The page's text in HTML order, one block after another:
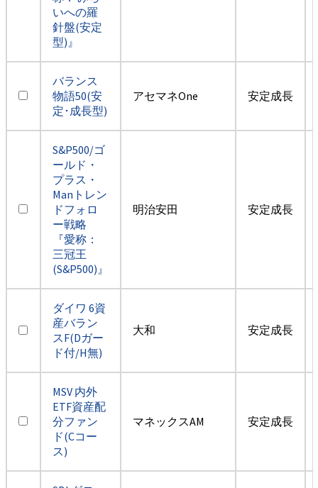
いへの羅
針盤(安定
型)』
バランス
物語50(安
定･成長型)
アセマネOne 安定成長
S&P500/ゴ
ールド・
プラス・
Manトレン
ドフォロ
ー戦略
『愛称：
三冠王
(S&P500)』
明治安田 安定成長
ダイワ 6資
産バラン
スF(Dガー
ド付/H無)
大和 安定成長
MSV 内外
ETF資産配
分ファン
ド(Cコー
ス)
マネックスAM 安定成長